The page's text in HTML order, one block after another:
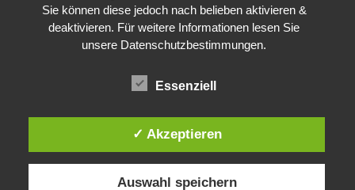
Uncategorized
SCHLAGWÖRTER
Art Articles Culture Inspiration
Sie können diese jedoch nach belieben aktivieren &
deaktivieren. Für weitere Informationen lesen Sie
unsere Datenschutzbestimmungen.
Essenziell
✓ Akzeptieren
Auswahl speichern